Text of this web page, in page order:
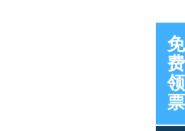
免
费
领
票